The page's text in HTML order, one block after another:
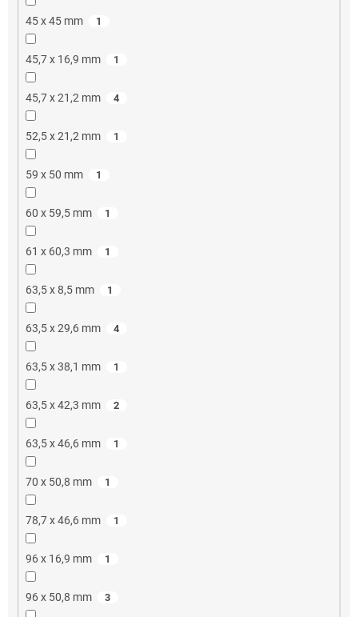
45 x 45 mm 1
45,7 x 16,9 mm 1
45,7 x 21,2 mm 4
52,5 x 21,2 mm 1
59 x 50 mm 1
60 x 59,5 mm 1
61 x 60,3 mm 1
63,5 x 8,5 mm 1
63,5 x 29,6 mm 4
63,5 x 38,1 mm 1
63,5 x 42,3 mm 2
63,5 x 46,6 mm 1
70 x 50,8 mm 1
78,7 x 46,6 mm 1
96 x 16,9 mm 1
96 x 50,8 mm 3